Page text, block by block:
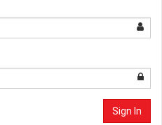
Sign In